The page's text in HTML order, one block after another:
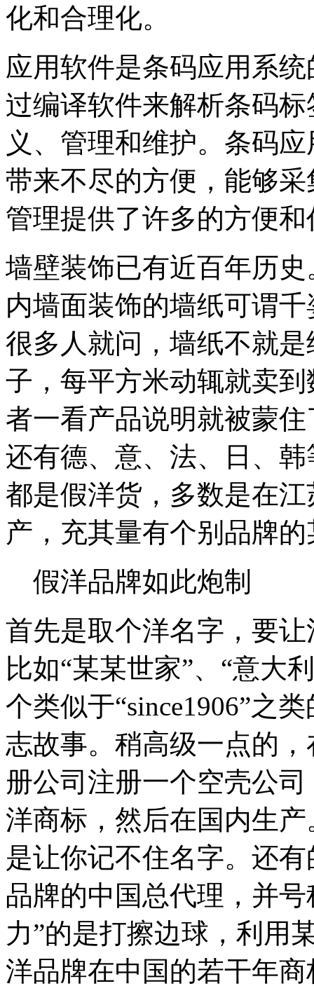
化和合理化。
应用软件是条码应用系
过编译软件来解析条码
义、管理和维护。条码
带来不尽的方便，能够
管理提供了许多的方便和
墙壁装饰已有近百年历
内墙面装饰的墙纸可谓
很多人就问，墙纸不就
子，每平方米动辄就卖
者一看产品说明就被蒙
还有德、意、法、日、
都是假洋货，多数是在
产，充其量有个别品牌
假洋品牌如此炮制
首先是取个洋名字，要
比如“某某世家”、“意大
个类似于“since1906”之
志故事。稍高级一点的
册公司注册一个空壳公
洋商标，然后在国内生
是让你记不住名字。还
品牌的中国总代理，并
力”的是打擦边球，利用
洋品牌在中国的若干年